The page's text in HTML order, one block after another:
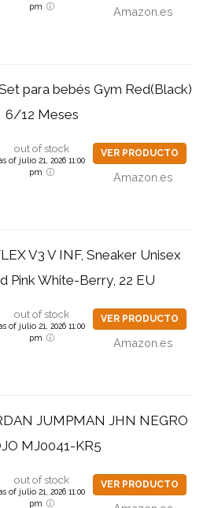
pm
Amazon.es
para bebés Gym Red(Black)
6/12 Meses
out of stock
of julio 21, 2026 11:00
pm
VER PRODUCTO
Amazon.es
V3 V INF, Sneaker Unisex
Pink White-Berry, 22 EU
out of stock
of julio 21, 2026 11:00
pm
VER PRODUCTO
Amazon.es
JUMPMAN JHN NEGRO
MJ0041-KR5
out of stock
of julio 21, 2026 11:00
pm
VER PRODUCTO